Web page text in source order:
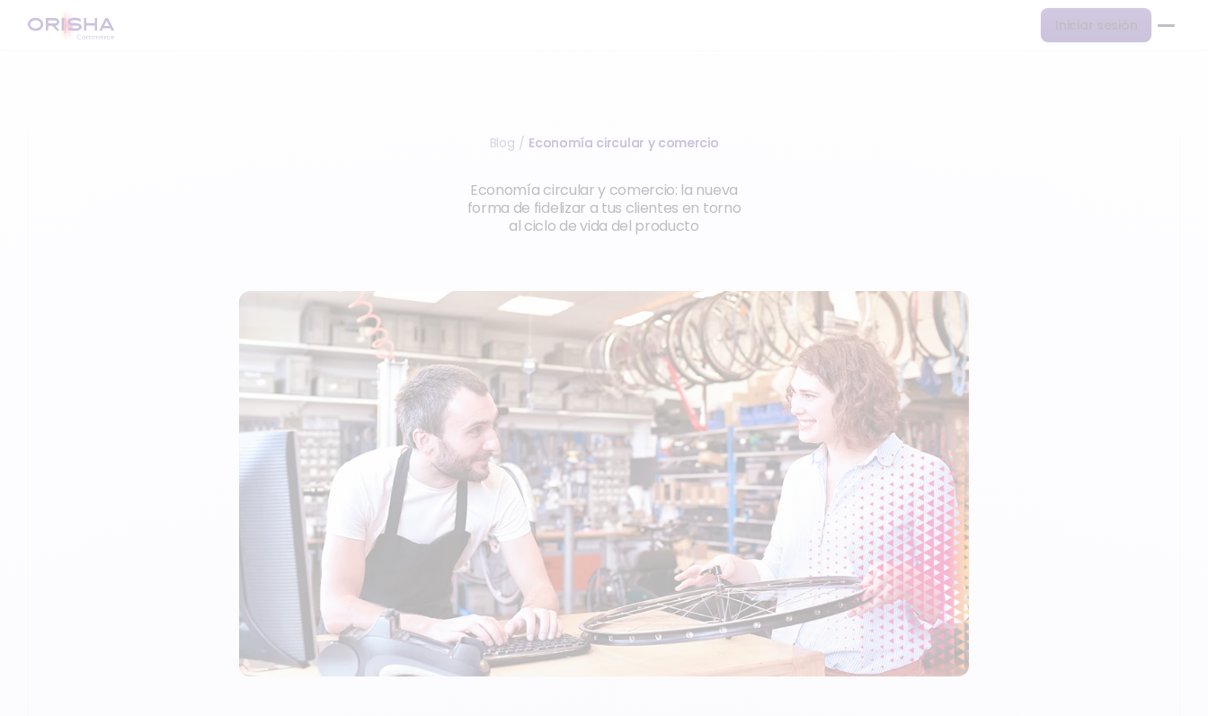
Iniciar sesión
Blog / Economía circular y comercio
Economía circular y comercio: la nueva
forma de fidelizar a tus clientes en torno
al ciclo de vida del producto